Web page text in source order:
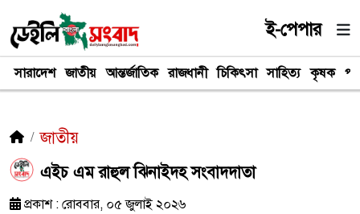
ই-পেপার
সারাদেশ জাতীয় আন্তর্জাতিক রাজধানী চিকিৎসা সাহিত্য কৃষক
জাতীয়
এইচ এম রাহুল ঝিনাইদহ সংবাদদাতা
প্রকাশ : রোববার, ০৫ জুলাই ২০২৬